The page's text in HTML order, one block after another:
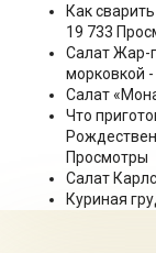
Как
19 733
Салат Жар-
морковкой
Салат
Что
Просмотры
Салат
Куриная